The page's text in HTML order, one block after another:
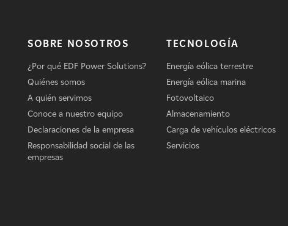
SOBRE NOSOTROS
¿Por qué EDF Power Solutions?
Quiénes somos
A quién servimos
Conoce a nuestro equipo
Declaraciones de la empresa
Responsabilidad social de las
empresas
TECNOLOGÍA
Energía eólica terrestre
Energía eólica marina
Fotovoltaico
Almacenamiento
Carga de vehículos eléctricos
Servicios